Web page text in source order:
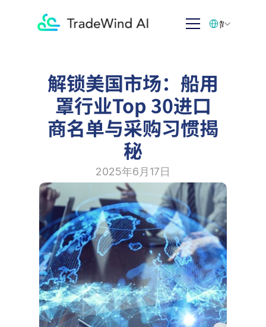
解锁美国市场：船用
罩行业Top 30进口
商名单与采购习惯揭
秘
2025年6月17日
简体中文